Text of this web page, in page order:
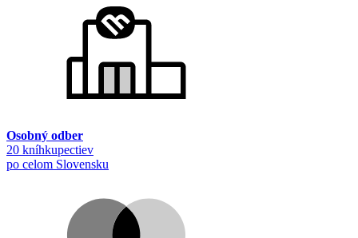
Osobný odber
20 kníhkupectiev
po celom Slovensku